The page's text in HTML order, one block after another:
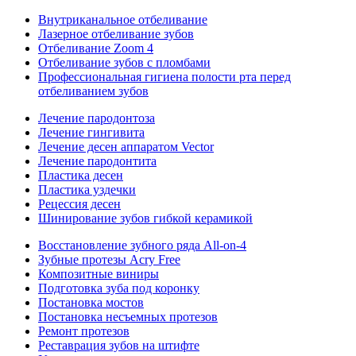
Внутриканальное отбеливание
Лазерное отбеливание зубов
Отбеливание Zoom 4
Отбеливание зубов с пломбами
Профессиональная гигиена полости рта перед
отбеливанием зубов
Лечение пародонтоза
Лечение гингивита
Лечение десен аппаратом Vector
Лечение пародонтита
Пластика десен
Пластика уздечки
Рецессия десен
Шинирование зубов гибкой керамикой
Восстановление зубного ряда All‑on‑4
Зубные протезы Acry Free
Композитные виниры
Подготовка зуба под коронку
Постановка мостов
Постановка несъемных протезов
Ремонт протезов
Реставрация зубов на штифте